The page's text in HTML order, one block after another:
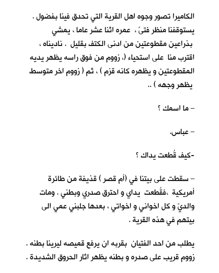
الكاميرا تصور وجوه اهل القرية التي تحدق فينا بفضول .
يستوقفنا منظر فتىً ، عمره اثنا عشر عاما ، يمشي
بذراعين مقطوعتين من ادنى الكتف بقليل . ناديناه ،
اقترب منا على استحياء (، زووم من فوق راسه يظهر يديه
المقطوعتين و يظهره كانه قزم ) ، ثم ( زووم اخر متوسط
يظهر وجهه ) ..
– ما اسمك ؟
– عباس.
-كيف قُطعت يداك ؟
– سقطت على بيتنا في (أم قصر ) قذيفة من طائرة
أمريكية ،فقُطعت يداي و احترق صدري وبطني . ومات
والديّ و كل اخواني و اخواتي ، بعدها جلبني عمي الى
بيتهم في هذه القرية .
يطلب من احد الفتيان بقربه ان يرفع قميصه ليرينا بطنه .
زووم قريب على صدره و بطنه يظهر اثار الحروق الشديدة .